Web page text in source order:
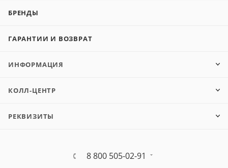
БРЕНДЫ
ГАРАНТИИ И ВОЗВРАТ
ИНФОРМАЦИЯ
КОЛЛ-ЦЕНТР
РЕКВИЗИТЫ
8 800 505-02-91